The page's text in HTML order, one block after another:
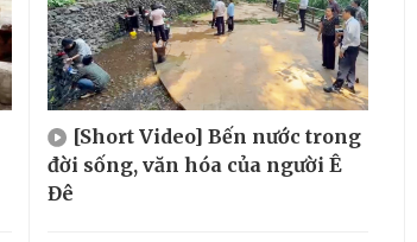
[Short Video] Bến nước trong
đời sống, văn hóa của người Ê
Đê